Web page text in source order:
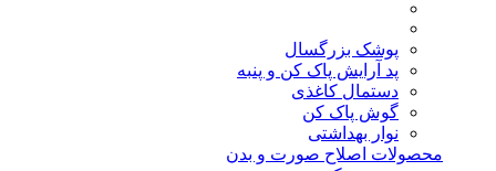
پوشک بزرگسال
پد آرایش پاک کن و پنبه
دستمال کاغذی
گوش پاک کن
نوار بهداشتی
محصولات اصلاح صورت و بدن